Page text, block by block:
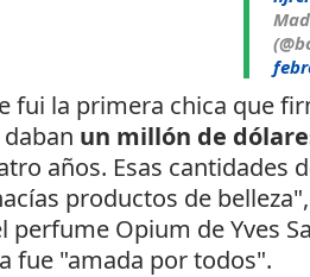
fui la primera chica que
un millón de
años. Esas cantidades
productos de
perfume Opium de Yves
fue "amada por todos".